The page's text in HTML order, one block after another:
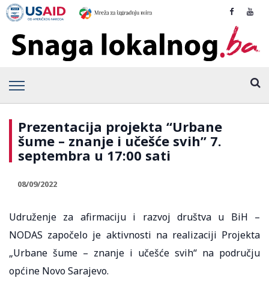
Prezentacija projekta “Urbane
šume – znanje i učešće svih” 7.
septembra u 17:00 sati
08/09/2022
Udruženje za afirmaciju i razvoj društva u BiH –
NODAS započelo je aktivnosti na realizaciji Projekta
„Urbane šume – znanje i učešće svih“ na području
općine Novo Sarajevo.